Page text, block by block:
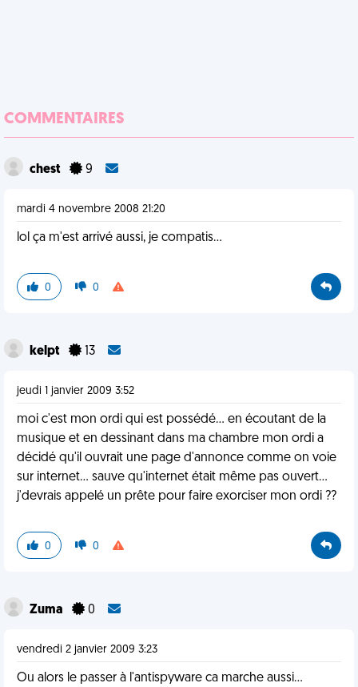
COMMENTAIRES
chest 9
mardi 4 novembre 2008 21:20
lol ça m'est arrivé aussi, je compatis...
0 0
kelpt 13
jeudi 1 janvier 2009 3:52
moi c'est mon ordi qui est possédé... en écoutant de la
musique et en dessinant dans ma chambre mon ordi a
décidé qu'il ouvrait une page d'annonce comme on voie
sur internet... sauve qu'internet était même pas ouvert...
j'devrais appelé un prête pour faire exorciser mon ordi ??
0 0
Zuma 0
vendredi 2 janvier 2009 3:23
Ou alors le passer à l'antispyware ca marche aussi…